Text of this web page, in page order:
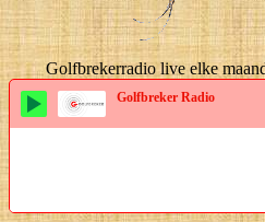
Golfbrekerradio live elke
Golfbreker Radio